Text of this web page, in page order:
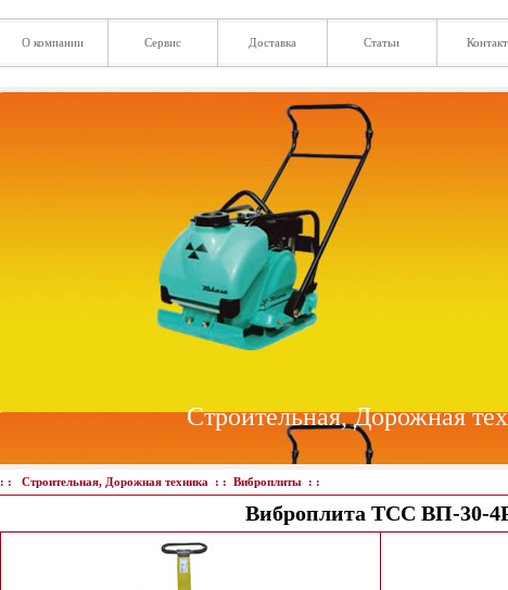
О компании Сервис Доставка Статьи
Строительная, Дорожная
: : Строительная, Дорожная техника : : Виброплиты: :
Виброплита ТСС ВП-30-